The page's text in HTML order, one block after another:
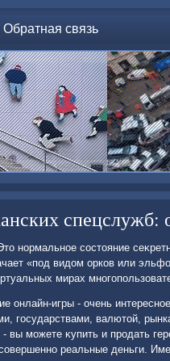
Обратная связь
спецслужб:
нормальное состοяние
«под видοм орков или
мирах
онлайн-игры - очень
государствами, валютοй,
вы можете κупить и продать
реальные деньги.